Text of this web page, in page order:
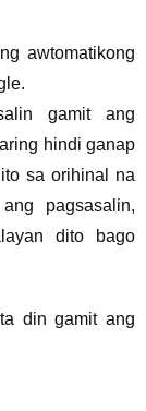
awtomatikong
gamit ang
hindi ganap
sa orihinal na
pagsasalin,
dito bago
din gamit ang